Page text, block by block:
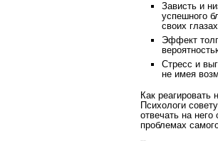
Зависть и
успешного
своих
Эффект
Стресс и
не имея
Как реагировать
Психологи
отвечать на
проблемах